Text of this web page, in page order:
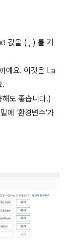
값을 ( , ) 를 기
예요. 이것은 La
.
도 좋습니다.)
에 '환경변수'가